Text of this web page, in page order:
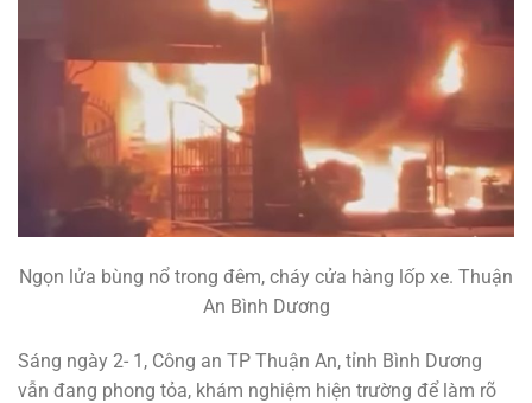
Ngọn lửa bùng nổ trong đêm, cháy cửa hàng lốp xe. Thuận
An Bình Dương
Sáng ngày 2- 1, Công an TP Thuận An, tỉnh Bình Dương
vẫn đang phong tỏa, khám nghiệm hiện trường để làm rõ